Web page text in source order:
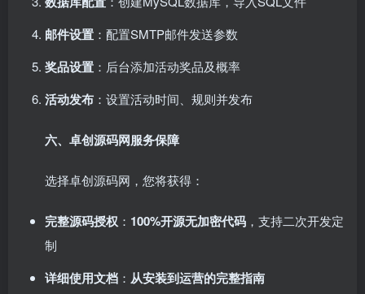
邮件设置 ：配置SMTP邮件发送参数
奖品设置 ：后台添加活动奖品及概率
活动发布 ：设置活动时间、规则并发布
六、卓创源码网服务保障
选择卓创源码网，您将获得：
完整源码授权 ： 100%开源无加密代码 ，支持二次开发定
制
详细使用文档 ： 从安装到运营的完整指南